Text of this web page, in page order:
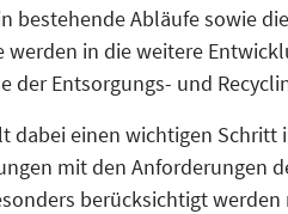
bestehende Abläufe sowie
werden in die weitere
der Entsorgungs- und
dabei einen wichtigen
mit den Anforderungen
berücksichtigt